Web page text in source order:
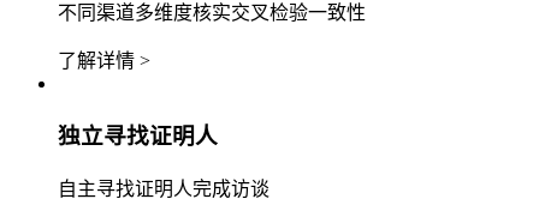
不同渠道多维度核实交叉检验一致性
了解详情 >
独立寻找证明人
自主寻找证明人完成访谈